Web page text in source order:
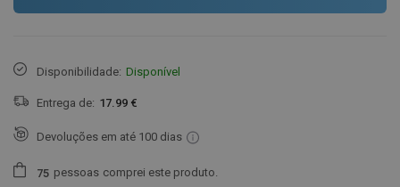
Disponibilidade: Disponível
Entrega de: 17.99 €
Devoluções em até 100 dias
75 pessoas comprei este produto.